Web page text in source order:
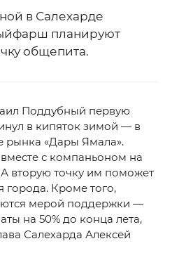
в Салехарде
планируют
общепита.
Поддубный первую
в кипяток зимой — в
рынка «Дары Ямала».
с компаньоном на
вторую точку им поможет
города. Кроме того,
мерой поддержки —
на 50% до конца лета,
Салехарда Алексей